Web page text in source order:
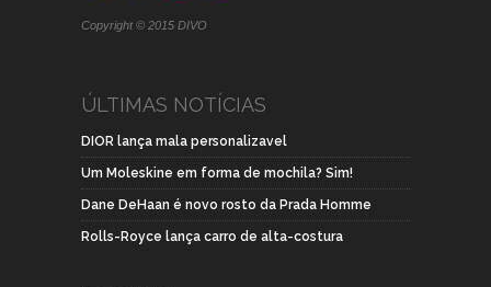
Copyright © 2015 DIVO
ÚLTIMAS NOTÍCIAS
DIOR lança mala personalizavel
Um Moleskine em forma de mochila? Sim!
Dane DeHaan é novo rosto da Prada Homme
Rolls-Royce lança carro de alta-costura